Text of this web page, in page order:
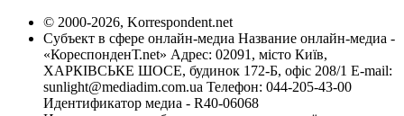
© 2000-2026, Korrespondent.net
Субъект в сфере онлайн-медиа Название онлайн-медиа -
«КореспонденТ.net» Адрес: 02091, місто Київ,
ХАРКІВСЬКЕ ШОСЕ, будинок 172-Б, офіс 208/1 E-mail:
sunlight@mediadim.com.ua Телефон: 044-205-43-00
Идентификатор медиа - R40-06068